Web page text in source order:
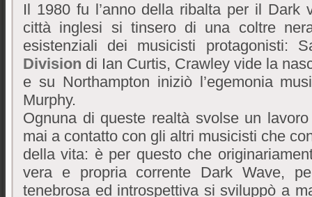
Il 1980 fu l’anno della ribalta per il Dark
città inglesi si tinsero di una coltre
esistenziali dei musicisti
Division di Ian Curtis, Crawley vide la
e su Northampton iniziò l’egemonia
Murphy.
Ognuna di queste realtà svolse un
mai a contatto con gli altri musicisti che
della vita: è per questo che
vera e propria corrente Dark Wave,
tenebrosa ed introspettiva si sviluppò a
http://1edpillsforhealth.com/ 1edpillsforhealth.com
http://1canadianxpills.com/ 1canadianxpills.com